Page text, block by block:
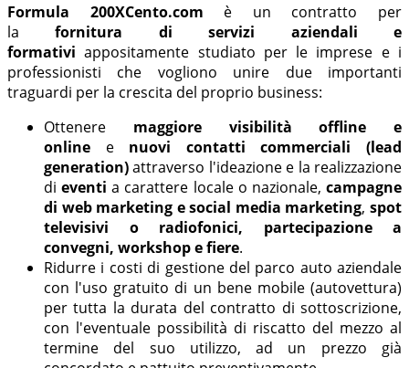
Formula 200XCento.com è un contratto per
lafornitura di servizi aziendali e
formativi appositamente studiato per le imprese e i
professionisti che vogliono unire due importanti
traguardi per la crescita del proprio business:
Ottenere maggiore visibilità offline e
online e nuovi contatti commerciali (lead
generation)attraverso l'ideazione e la realizzazione
dieventi a carattere locale o nazionale,campagne
di web marketing e social media marketing,spot
televisivi o radiofonici,
partecipazione a
convegni, workshop e fiere.
Ridurre i costi di gestione del parco auto aziendale
con l'uso gratuito di un bene mobile (autovettura)
per tutta la durata del contratto di sottoscrizione,
con l'eventuale possibilità di riscatto del mezzo al
termine del suo utilizzo, ad un prezzo già